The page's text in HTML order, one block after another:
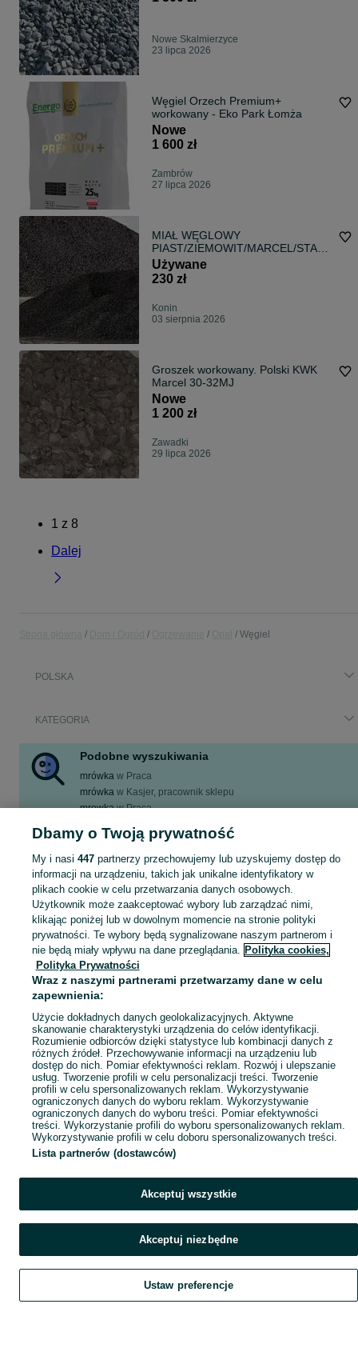
Nowe Skalmierzyce
23 lipca 2026
Węgiel Orzech Premium+
workowany - Eko Park Łomża
Nowe
1 600 zł
Zambrów
27 lipca 2026
MIAŁ WĘGLOWY
PIAST/ZIEMOWIT/MARCEL/STASZ
IC/SILESIA OFERTA HURTOWA !
Używane
230 zł
Konin
03 sierpnia 2026
Groszek workowany. Polski KWK
Marcel 30-32MJ
Nowe
1 200 zł
Zawadki
29 lipca 2026
1 z 8
Dalej
Węgiel
POLSKA
KATEGORIA
Podobne wyszukiwania
mrówka w Praca
mrówka w Kasjer, pracownik sklepu
mrowka w Praca
mrówka legnica w Praca
Zobacz Więcej
Aktualne ogłoszenia w całej Polsce: mrowka ▶️ sprawdź oferty w kategorii Węgiel opałowy i kupuj taniej na OLX.pl! Zobacz
Mapa kategorii
Mapa miejscowości
Mapa ministron
Szukaj Obserwujesz Dodaj Czat Konto
Dbamy o Twoją prywatność
My i nasi 447partnerzy przechowujemy lub uzyskujemy dostęp do
informacji na urządzeniu, takich jak unikalne identyfikatory w
plikach cookie w celu przetwarzania danych osobowych.
Użytkownik może zaakceptować wybory lub zarządzać nimi,
klikając poniżej lub w dowolnym momencie na stronie polityki
prywatności. Te wybory będą sygnalizowane naszym partnerom i
nie będą miały wpływu na dane przeglądania. Polityka cookies,
Polityka Prywatności
Wraz z naszymi partnerami przetwarzamy dane w celu
zapewnienia:
Użycie dokładnych danych geolokalizacyjnych. Aktywne
skanowanie charakterystyki urządzenia do celów identyfikacji.
Rozumienie odbiorców dzięki statystyce lub kombinacji danych z
różnych źródeł. Przechowywanie informacji na urządzeniu lub
dostęp do nich. Pomiar efektywności reklam. Rozwój i ulepszanie
usług. Tworzenie profili w celu personalizacji treści. Tworzenie
profili w celu spersonalizowanych reklam. Wykorzystywanie
ograniczonych danych do wyboru reklam. Wykorzystywanie
ograniczonych danych do wyboru treści. Pomiar efektywności
treści. Wykorzystanie profili do wyboru spersonalizowanych reklam.
Wykorzystywanie profili w celu doboru spersonalizowanych treści.
Lista partnerów (dostawców)
Akceptuj wszystkie
Akceptuj niezbędne
Ustaw preferencje